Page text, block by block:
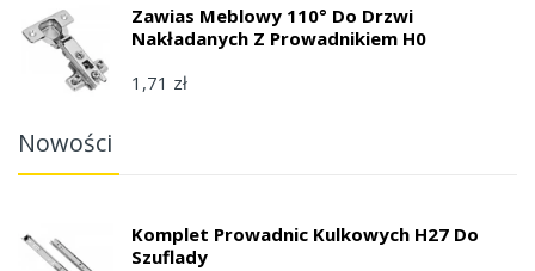
Zawias Meblowy 110° Do Drzwi
Nakładanych Z Prowadnikiem H0
1,71 zł
Nowości
Komplet Prowadnic Kulkowych H27 Do
Szuflady